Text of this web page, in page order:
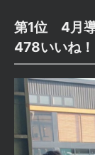
第1位 4月
478いいね！